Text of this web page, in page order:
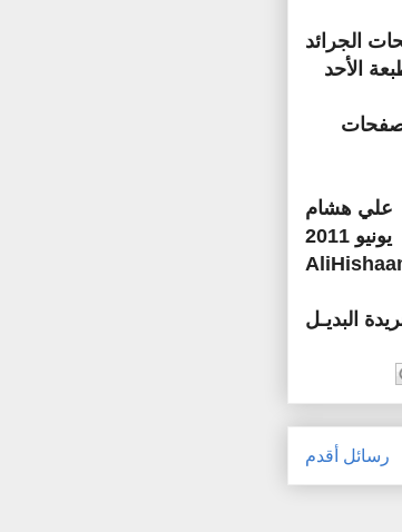
الجرائد
الأحد
صفحات
علي هشام
يونيو 2011
البديـل
رسائل أقدم